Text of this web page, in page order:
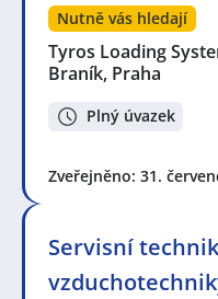
Nutně vás hledají
Tyros Loading
Braník, Praha
Plný úvazek
Zveřejněno: 31.
Servisní